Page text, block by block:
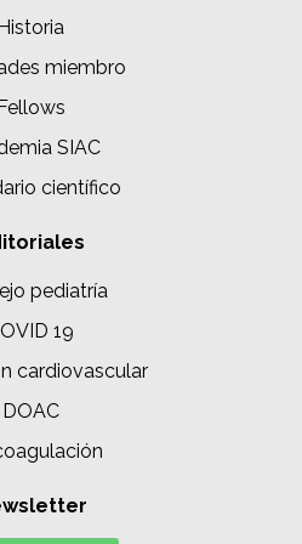
miembro
SIAC
científico
pediatría
19
cardiovascular
DOAC